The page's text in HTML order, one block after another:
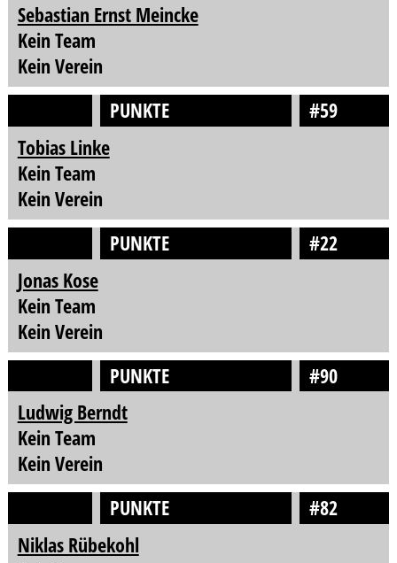
Sebastian Ernst Meincke
Kein Team
Kein Verein
PUNKTE
#59
Tobias Linke
Kein Team
Kein Verein
PUNKTE
#22
Jonas Kose
Kein Team
Kein Verein
PUNKTE
#90
Ludwig Berndt
Kein Team
Kein Verein
PUNKTE
#82
Niklas Rübekohl